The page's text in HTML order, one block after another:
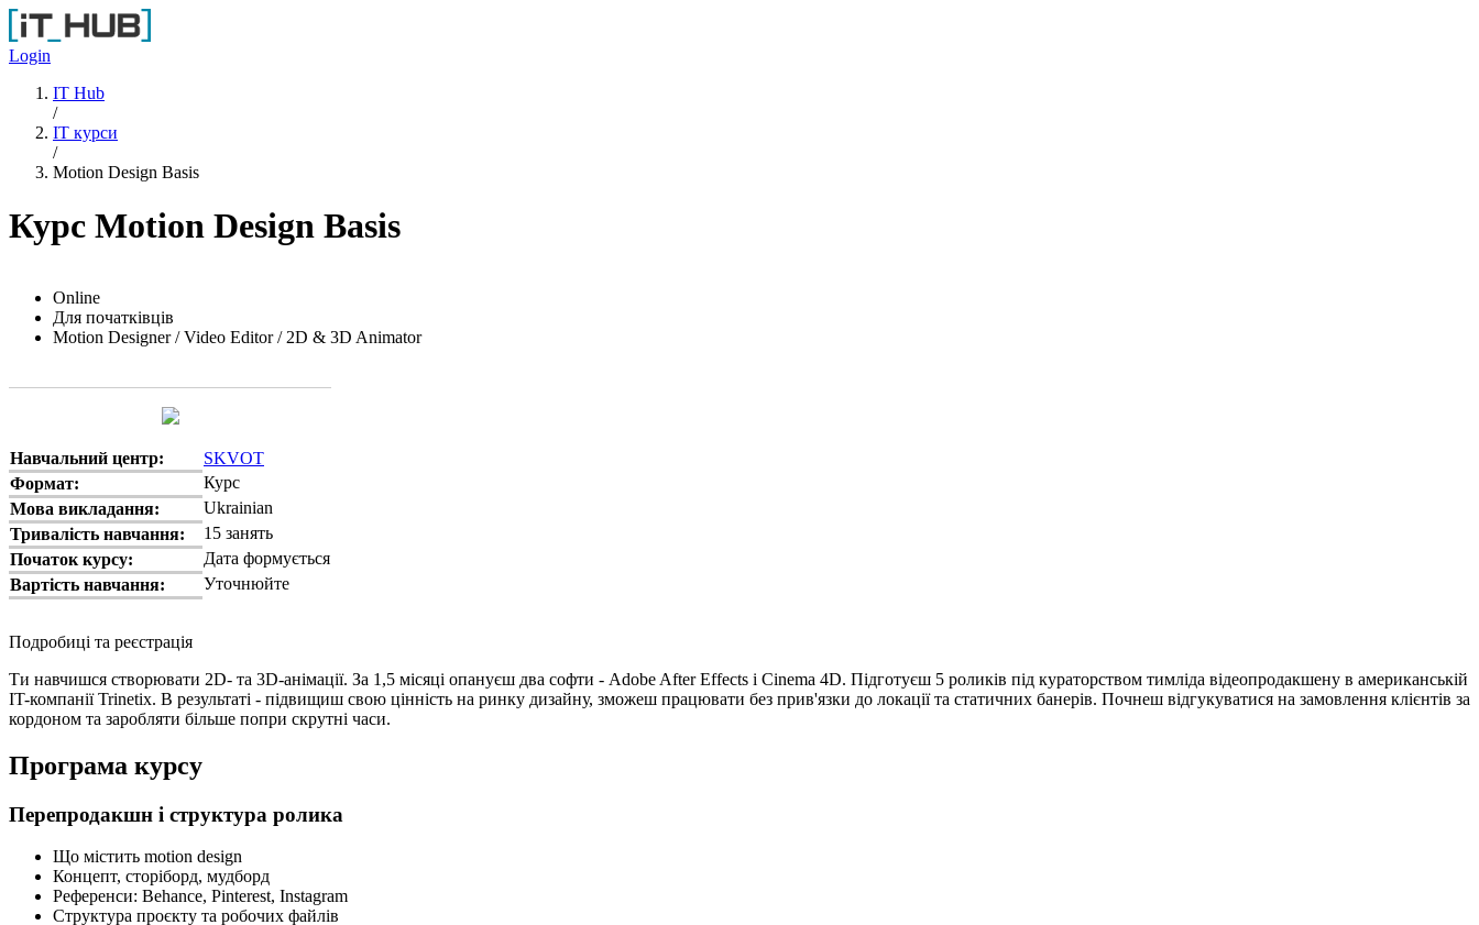
Перейти до основного вмісту
Login
IT Hub
/
IT курси
/
Motion Design Basis
Курс Motion Design Basis
Online
Для початківців
Motion Designer / Video Editor / 2D & 3D Animator
Навчальний центр:
SKVOT
Формат:
Курс
Мова викладання:
Ukrainian
Тривалість навчання:
15 занять
Початок курсу:
Дата формується
Вартість навчання:
Уточнюйте
Подробиці та реєстрація
Ти навчишся створювати 2D- та 3D-анімації. За 1,5 місяці опануєш два софти - Adobe After Effects і Cinema 4D. Підготуєш 5 роликів під кураторством тимліда відеопродакшену в американській
IT-компанії Trinetix. В результаті - підвищиш свою цінність на ринку дизайну, зможеш працювати без прив'язки до локації та статичних банерів. Почнеш відгукуватися на замовлення клієнтів за
кордоном та заробляти більше попри скрутні часи.
Програма курсу
Перепродакшн і структура ролика
Що містить motion design
Концепт, сторіборд, мудборд
Референси: Behance, Pinterest, Instagram
Структура проєкту та робочих файлів